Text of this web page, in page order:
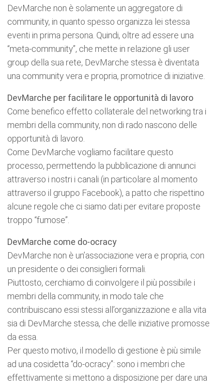
DevMarche non è solamente un aggregatore di
community, in quanto spesso organizza lei stessa
eventi in prima persona. Quindi, oltre ad essere una
“meta-community”, che mette in relazione gli user
group della sua rete, DevMarche stessa è diventata
una community vera e propria, promotrice di iniziative.
DevMarche per facilitare le opportunità di lavoro
Come benefico effetto collaterale del networking tra i
membri della community, non di rado nascono delle
opportunità di lavoro.
Come DevMarche vogliamo facilitare questo
processo, permettendo la pubblicazione di annunci
attraverso i nostri i canali (in particolare al momento
attraverso il gruppo Facebook), a patto che rispettino
alcune regole che ci siamo dati per evitare proposte
troppo “fumose”.
DevMarche come do-ocracy
DevMarche non è un’associazione vera e propria, con
un presidente o dei consiglieri formali.
Piuttosto, cerchiamo di coinvolgere il più possibile i
membri della community, in modo tale che
contribuiscano essi stessi all’organizzazione e alla vita
sia di DevMarche stessa, che delle iniziative promosse
da essa.
Per questo motivo, il modello di gestione è più simile
ad una cosidetta “do-ocracy”: sono i membri che
effettivamente si mettono a disposizione per dare una